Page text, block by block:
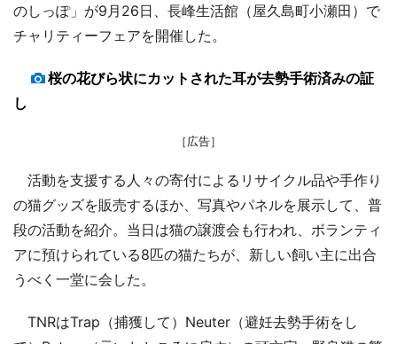
のしっぽ」が9月26日、長峰生活館（屋久島町小瀬田）で
チャリティーフェアを開催した。
桜の花びら状にカットされた耳が去勢手術済みの証
し
［広告］
活動を支援する人々の寄付によるリサイクル品や手作り
の猫グッズを販売するほか、写真やパネルを展示して、普
段の活動を紹介。当日は猫の譲渡会も行われ、ボランティ
アに預けられている8匹の猫たちが、新しい飼い主に出合
うべく一堂に会した。
TNRはTrap（捕獲して）Neuter（避妊去勢手術をし